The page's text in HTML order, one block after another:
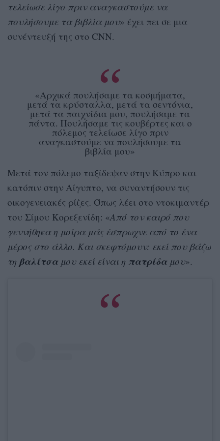
τελείωσε λίγο πριν αναγκαστούμε να
πουλήσουμε τα βιβλία μου» έχει πει σε μια
συνέντευξή της στο CNN.
«Αρχικά πουλήσαμε τα κοσμήματα,
μετά τα κρύσταλλα, μετά τα σεντόνια,
μετά τα παιχνίδια μου, πουλήσαμε τα
πάντα. Πουλήσαμε τις κουβέρτες και ο
πόλεμος τελείωσε λίγο πριν
αναγκαστούμε να πουλήσουμε τα
βιβλία μου»
Μετά τον πόλεμο ταξίδεψαν στην Κύπρο και
κατόπιν στην Αίγυπτο, να συναντήσουν τις
οικογενειακές ρίζες. Όπως λέει στο ντοκιμαντέρ
του Σίμου Κορεξενίδη: «Από τον καιρό που
γεννήθηκα η μοίρα μάς έσπρωχνε από το ένα
μέρος στο άλλο. Και σκεφτόμουν: εκεί που βάζω
τη βαλίτσαμου εκεί είναι η πατρίδαμου».